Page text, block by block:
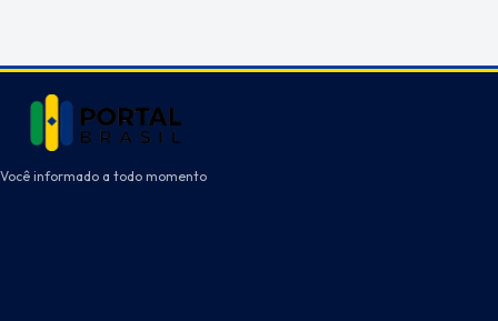
Você informado a todo momento